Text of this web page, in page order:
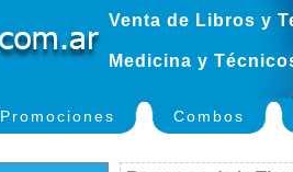
Venta de Libros y
Medicina y
Promociones Combos